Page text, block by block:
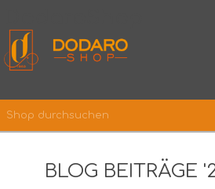
ANMELDEN
BLOG BEITRÄGE